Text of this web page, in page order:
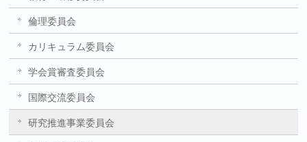
倫理委員会
カリキュラム委員会
学会賞審査委員会
国際交流委員会
研究推進事業委員会